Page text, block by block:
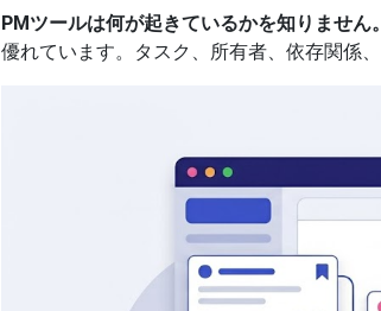
PMツールは何が起きているかを知りません
優れています。タスク、所有者、依存関係